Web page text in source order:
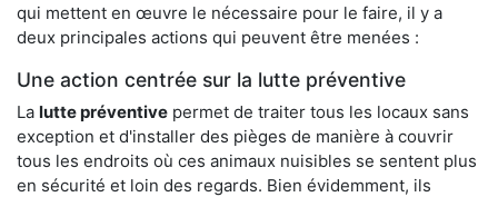
qui mettent en œuvre le nécessaire pour le faire, il y a
deux principales actions qui peuvent être menées :
Une action centrée sur la lutte préventive
La lutte préventive permet de traiter tous les locaux sans
exception et d'installer des pièges de manière à couvrir
tous les endroits où ces animaux nuisibles se sentent plus
en sécurité et loin des regards. Bien évidemment, ils